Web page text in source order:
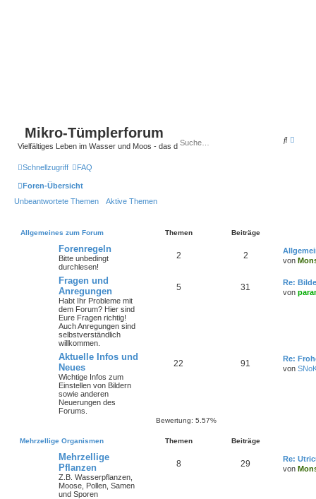
Mikro-Tümplerforum
Vielfältiges Leben im Wasser und Moos - das deutschsprachige Fachforum
S
h
e
Schnellzugriff FAQ
Foren-Übersicht
Unbeantwortete Themen
Aktive Themen
Allgemeines zum Forum Themen Beiträge
Forenregeln
Bitte unbedingt
durchlesen!
2 2
von
Fragen und
Anregungen
Habt Ihr Probleme mit
dem Forum? Hier sind
Eure Fragen richtig!
Auch Anregungen sind
selbstverständlich
willkommen.
5 31
Re:
von
Aktuelle Infos und
Neues
Wichtige Infos zum
Einstellen von Bildern
sowie anderen
Neuerungen des
Forums.
22 91
Re:
von
Bewertung: 5.57%
Mehrzellige Organismen Themen Beiträge
Mehrzellige
Pflanzen
Z.B. Wasserpflanzen,
Moose, Pollen, Samen
und Sporen
8 29
Re:
von